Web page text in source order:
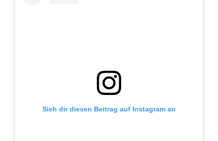
Sieh dir diesen Beitrag auf Instagram an